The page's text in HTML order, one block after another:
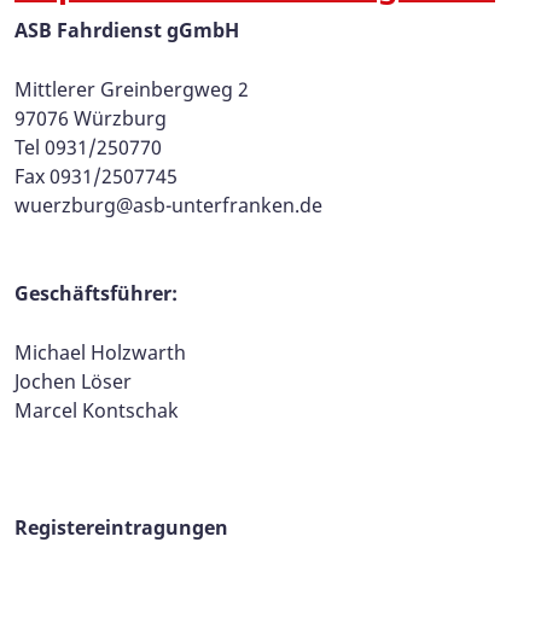
ASB Fahrdienst gGmbH
Mittlerer Greinbergweg 2
97076 Würzburg
Tel 0931/250770
Fax 0931/2507745
wuerzburg@asb-unterfranken.de
Geschäftsführer:
Michael Holzwarth
Jochen Löser
Marcel Kontschak
Registereintragungen